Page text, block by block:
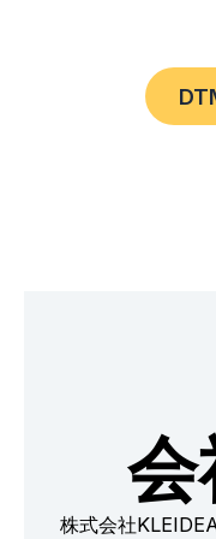
会
株式会社